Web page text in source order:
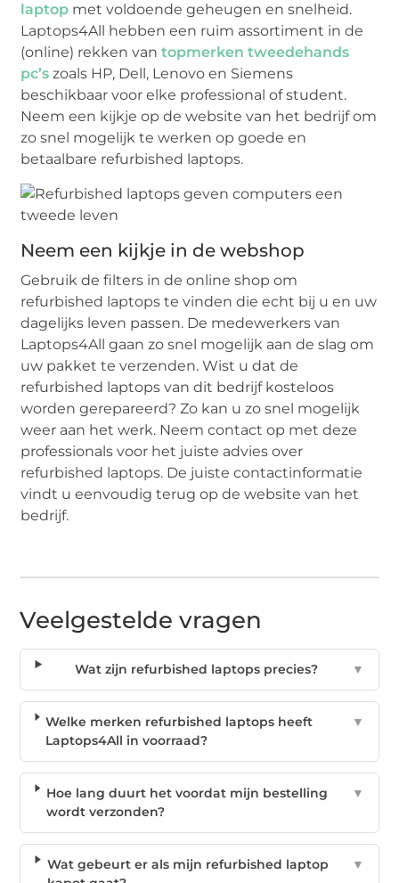
laptop met voldoende geheugen en snelheid.
Laptops4All hebben een ruim assortiment in de
(online) rekken vantopmerken tweedehands
pc’s zoals HP, Dell, Lenovo en Siemens
beschikbaar voor elke professional of student.
Neem een kijkje op de website van het bedrijf om
zo snel mogelijk te werken op goede en
betaalbare refurbished laptops.
Neem een kijkje in de webshop
Gebruik de filters in de online shop om
refurbished laptops te vinden die echt bij u en uw
dagelijks leven passen. De medewerkers van
Laptops4All gaan zo snel mogelijk aan de slag om
uw pakket te verzenden. Wist u dat de
refurbished laptops van dit bedrijf kosteloos
worden gerepareerd? Zo kan u zo snel mogelijk
weer aan het werk. Neem contact op met deze
professionals voor het juiste advies over
refurbished laptops. De juiste contactinformatie
vindt u eenvoudig terug op de website van het
bedrijf.
Veelgestelde vragen
Wat zijn refurbished laptops precies? ▼
Welke merken refurbished laptops heeft
Laptops4All in voorraad?
▼
Hoe lang duurt het voordat mijn bestelling
wordt verzonden?
▼
Wat gebeurt er als mijn refurbished laptop
▼